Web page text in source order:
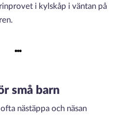
i kylskåp i väntan på
små barn
nästäppa och näsan